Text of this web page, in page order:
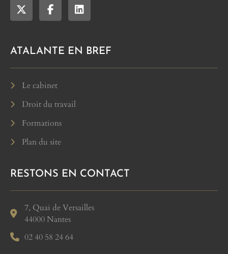
ATALANTE EN BREF
Le cabinet
Droit du travail
Formations
Plan du site
RESTONS EN CONTACT
7, Quai de Versailles
44000 Nantes
02 40 58 24 64